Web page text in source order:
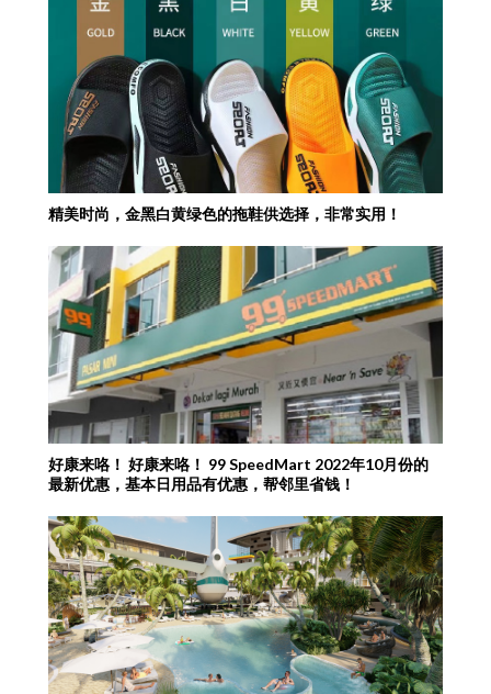
精美时尚，金黑白黄绿色的拖鞋供选择，非常实用！
好康来咯！ 好康来咯！ 99 SpeedMart 2022年10月份的
最新优惠，基本日用品有优惠，帮邻里省钱！